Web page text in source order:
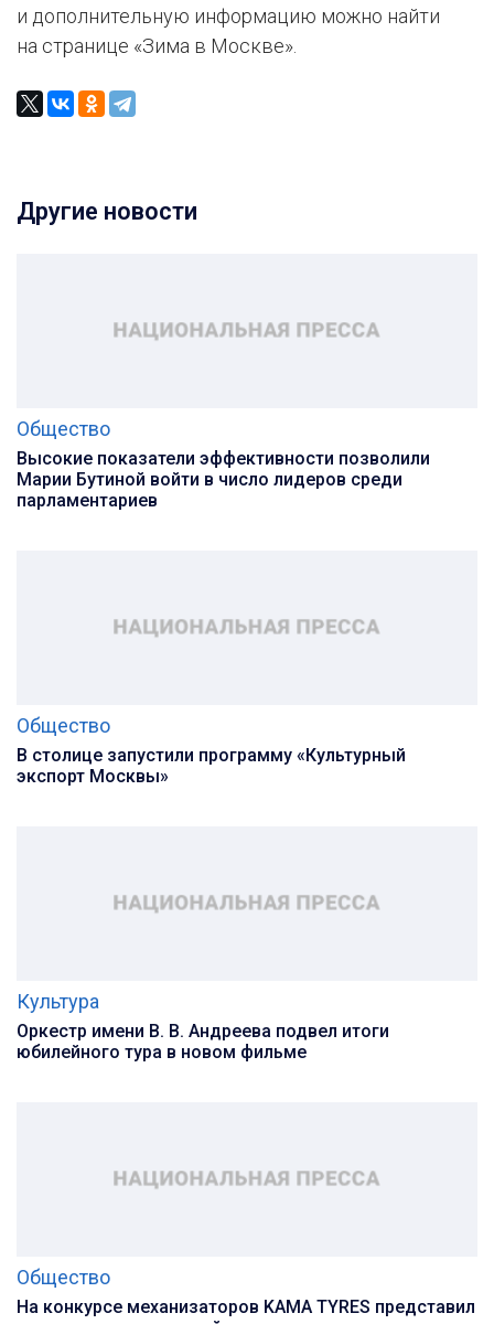
и дополнительную информацию можно найти
на странице «Зима в Москве».
Другие новости
Общество
Высокие показатели эффективности позволили
Марии Бутиной войти в число лидеров среди
парламентариев
Общество
В столице запустили программу «Культурный
экспорт Москвы»
Культура
Оркестр имени В. В. Андреева подвел итоги
юбилейного тура в новом фильме
Общество
На конкурсе механизаторов KAMA TYRES представил